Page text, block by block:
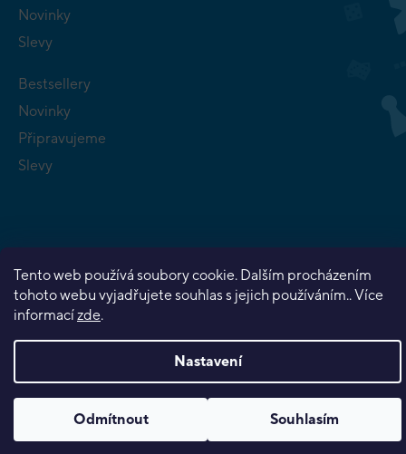
Tento web používá soubory cookie. Dalším procházením
tohoto webu vyjadřujete souhlas s jejich používáním.. Více
informacízde.
Nastavení
Odmítnout Souhlasím
Novinky
Slevy
Bestsellery
Novinky
Připravujeme
Slevy
Vytvořil Shoptet Premium
Copyright 2026Planeta her. Všechna práva vyhrazena.